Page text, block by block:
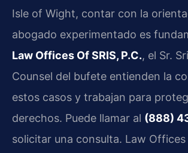
Isle of Wight, contar con la
abogado experimentado es
Law Offices Of SRIS, P.C., el Sr.
Counsel del bufete entienden la
estos casos y trabajan para
derechos. Puede llamar al (888)
solicitar una consulta. Law Offices